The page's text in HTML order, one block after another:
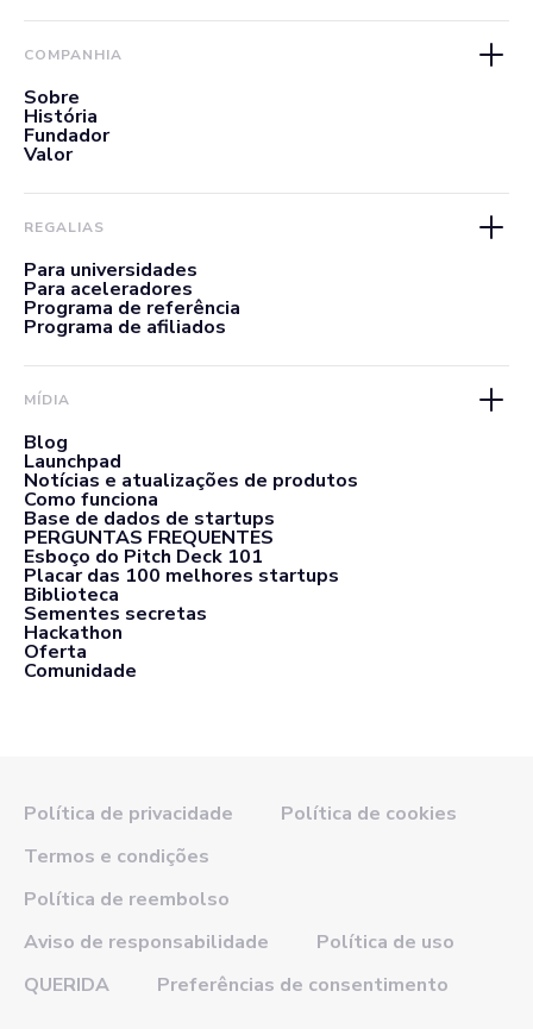
COMPANHIA
Sobre
História
Fundador
Valor
REGALIAS
Para universidades
Para aceleradores
Programa de referência
Programa de afiliados
MÍDIA
Blog
Launchpad
Notícias e atualizações de produtos
Como funciona
Base de dados de startups
PERGUNTAS FREQUENTES
Esboço do Pitch Deck 101
Placar das 100 melhores startups
Biblioteca
Sementes secretas
Hackathon
Oferta
Comunidade
Política de privacidade
Política de cookies
Termos e condições
Política de reembolso
Aviso de responsabilidade
Política de uso
QUERIDA
Preferências de consentimento